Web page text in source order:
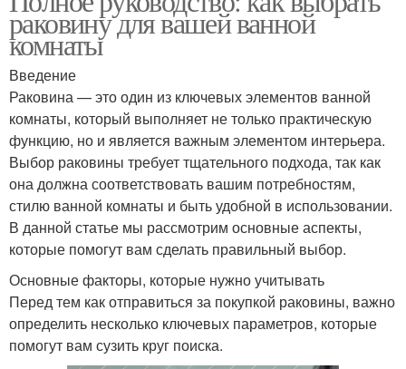
раковину для вашей ванной
комнаты
Введение
Раковина — это один из ключевых элементов ванной
комнаты, который выполняет не только практическую
функцию, но и является важным элементом интерьера.
Выбор раковины требует тщательного подхода, так как
она должна соответствовать вашим потребностям,
стилю ванной комнаты и быть удобной в использовании.
В данной статье мы рассмотрим основные аспекты,
которые помогут вам сделать правильный выбор.
Основные факторы, которые нужно учитывать
Перед тем как отправиться за покупкой раковины, важно
определить несколько ключевых параметров, которые
помогут вам сузить круг поиска.